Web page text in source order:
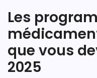
Les
que vous
2025